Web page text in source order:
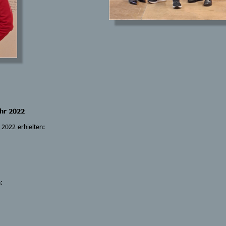
2022
2022 erhielten: